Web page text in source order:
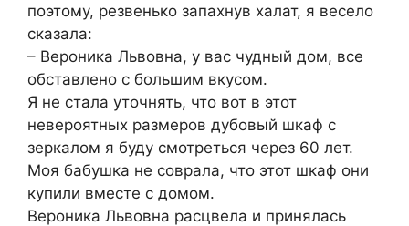
поэтому, резвенько запахнув халат, я весело
сказала:
– Вероника Львовна, у вас чудный дом, все
обставлено с большим вкусом.
Я не стала уточнять, что вот в этот
невероятных размеров дубовый шкаф с
зеркалом я буду смотреться через 60 лет.
Моя бабушка не соврала, что этот шкаф они
купили вместе с домом.
Вероника Львовна расцвела и принялась